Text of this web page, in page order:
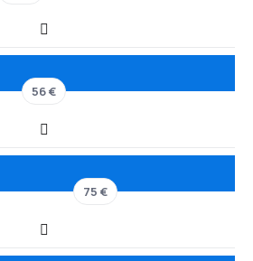
56 €
75 €